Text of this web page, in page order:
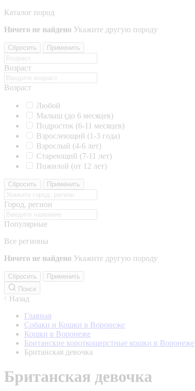
Каталог пород
Ничего не найдено Укажите другую породу
Сбросить Применить
Возраст
Возраст
Любой
Малыш (до 6 месяцев)
Подросток (6-11 месяцев)
Взрослеющий (1-3 года)
Взрослый (4-6 лет)
Стареющий (7-11 лет)
Пожилой (от 12 лет)
Сбросить Применить
Город, регион
Популярные
Все регионы
Ничего не найдено Укажите другую породу
Сбросить
Применить
Поиск
Назад
Главная
Собаки и Кошки в Воронеже
Кошки в Воронеже
Британские короткошерстные кошки в Воронеже
Британская девочка
Британская девочка